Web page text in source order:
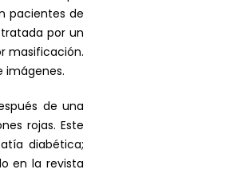
pacientes de
por un
masificación.
imágenes.
de una
rojas. Este
diabética;
en la revista